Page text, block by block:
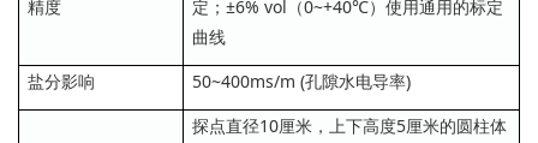
精度
定；±6% vol（0~+40℃）使用通用的标定
曲线
盐分影响
50~400ms/m (孔隙水电导率)
探点直径10厘米，上下高度5厘米的圆柱体